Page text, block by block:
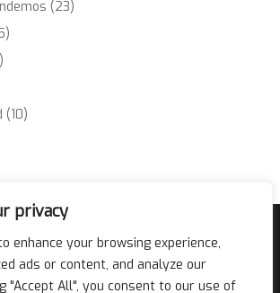
privacy
enhance your browsing experience,
ads or content, and analyze our
"Accept All", you consent to our use of
(23)
(10)
ZGZ Ciudad ESS
Noticias Contacto